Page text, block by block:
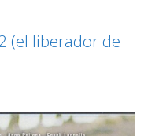
(el liberador de